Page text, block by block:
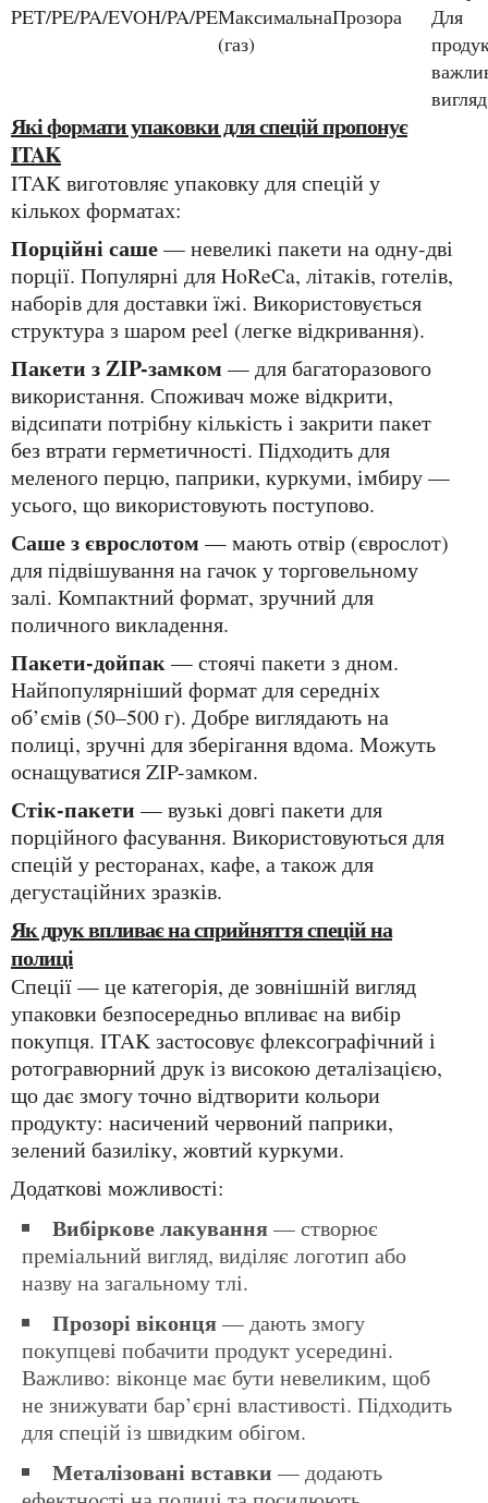
PET/PE/PA/EVOH/PA/PEМаксимальна
(газ)
Прозора
Для
вигляд
Які формати упаковки для спецій пропонує
ITAK
ITAK виготовляє упаковку для спецій у
кількох форматах:
Порційні саше— невеликі пакети на одну-дві
порції. Популярні для HoReCa, літаків, готелів,
наборів для доставки їжі. Використовується
структура з шаром peel (легке відкривання).
Пакети з ZIP-замком — для багаторазового
використання. Споживач може відкрити,
відсипати потрібну кількість і закрити пакет
без втрати герметичності. Підходить для
меленого перцю, паприки, куркуми, імбиру —
усього, що використовують поступово.
Саше з єврослотом — мають отвір (єврослот)
для підвішування на гачок у торговельному
залі. Компактний формат, зручний для
поличного викладення.
Пакети-дойпак— стоячі пакети з дном.
Найпопулярніший формат для середніх
об’ємів (50–500 г). Добре виглядають на
полиці, зручні для зберігання вдома. Можуть
оснащуватися ZIP-замком.
Стік-пакети — вузькі довгі пакети для
порційного фасування. Використовуються для
спецій у ресторанах, кафе, а також для
дегустаційних зразків.
Як друк впливає на сприйняття спецій на
полиці
Спеції — це категорія, де зовнішній вигляд
упаковки безпосередньо впливає на вибір
покупця. ITAK застосовує флексографічний і
ротогравюрний друк із високою деталізацією,
що дає змогу точно відтворити кольори
продукту: насичений червоний паприки,
зелений базиліку, жовтий куркуми.
Додаткові можливості:
Вибіркове лакування— створює
преміальний вигляд, виділяє логотип або
назву на загальному тлі.
Прозорі віконця— дають змогу
покупцеві побачити продукт усередині.
Важливо: віконце має бути невеликим, щоб
не знижувати бар’єрні властивості. Підходить
для спецій із швидким обігом.
Металізовані вставки — додають